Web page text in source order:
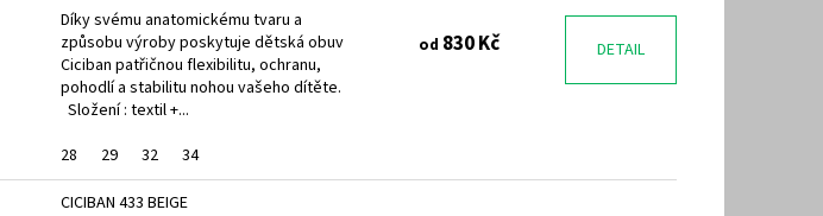
Díky svému anatomickému tvaru a
způsobu výroby poskytuje dětská obuv
Ciciban patřičnou flexibilitu, ochranu,
pohodlí a stabilitu nohou vašeho dítěte.
Složení : textil +...
28
29 32 34
od 830 Kč DETAIL
CICIBAN 433 BEIGE